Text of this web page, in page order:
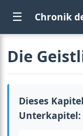
☰ Chronik
Die
Dieses
Unterkapitel: